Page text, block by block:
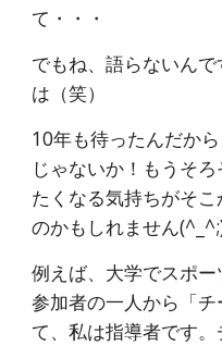
て・・・
でもね、語らないん
は（笑）
10年も待ったんだか
じゃないか！もうそ
たくなる気持ちがそ
のかもしれません
例えば、大学でスポ
参加者の一人から「
て、私は指導者です